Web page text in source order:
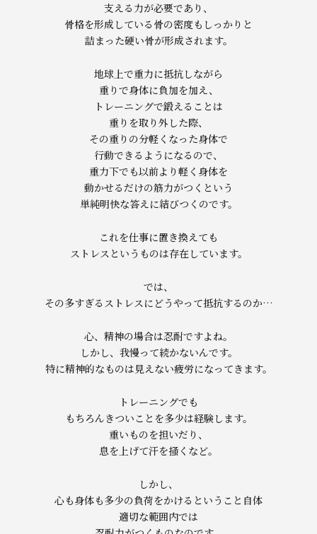
支える力が必要であり、
骨格を形成している骨の密度もしっかりと
詰まった硬い骨が形成されます。
地球上で重力に抵抗しながら
重りで身体に負加を加え、
トレーニングで鍛えることは
重りを取り外した際、
その重りの分軽くなった身体で
行動できるようになるので、
重力下でも以前より軽く身体を
動かせるだけの筋力がつくという
単純明快な答えに結びつくのです。
これを仕事に置き換えても
ストレスというものは存在しています。
では、
その多すぎるストレスにどうやって抵抗するのか…
心、精神の場合は忍耐ですよね。
しかし、我慢って続かないんです。
特に精神的なものは見えない疲労になってきます。
トレーニングでも
もちろんきついことを多少は経験します。
重いものを担いだり、
息を上げて汗を掻くなど。
しかし、
心も身体も多少の負荷をかけるということ自体
適切な範囲内では